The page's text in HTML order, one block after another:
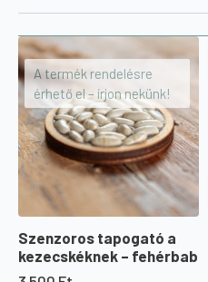
A termék rendelésre
érhető el – írjon nekünk!
Szenzoros tapogató a
kezecskéknek – fehérbab